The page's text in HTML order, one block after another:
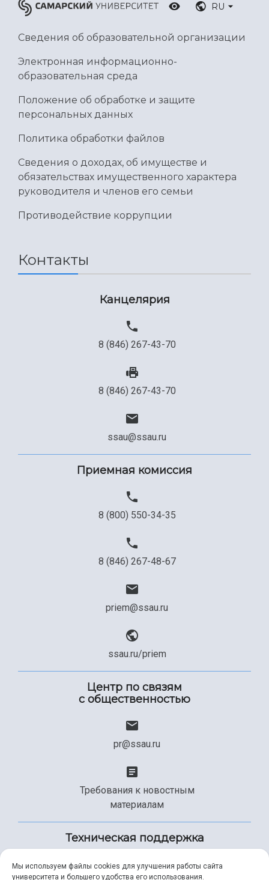
RU
Сведения об образовательной организации
Электронная информационно-
образовательная среда
Положение об обработке и защите
персональных данных
Политика обработки файлов
Сведения о доходах, об имуществе и
обязательствах имущественного характера
руководителя и членов его семьи
Противодействие коррупции
Контакты
Канцелярия
8 (846) 267-43-70
8 (846) 267-43-70
ssau@ssau.ru
Приемная комиссия
8 (800) 550-34-35
8 (846) 267-48-67
priem@ssau.ru
ssau.ru/priem
Центр по связям
с общественностью
pr@ssau.ru
Требования к новостным
материалам
Техническая поддержка
Мы используем файлы cookies для улучшения работы сайта
университета и большего удобства его использования.